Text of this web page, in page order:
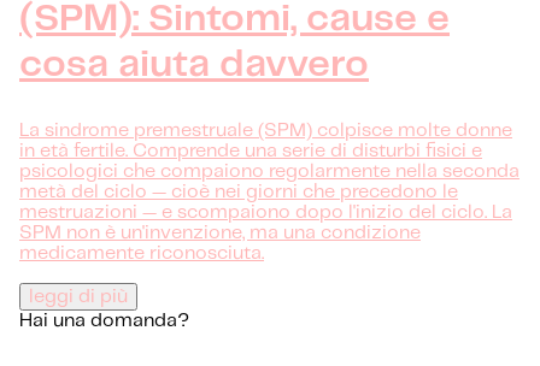
(SPM): Sintomi, cause e
cosa aiuta davvero
La sindrome premestruale (SPM) colpisce molte donne
in età fertile. Comprende una serie di disturbi fisici e
psicologici che compaiono regolarmente nella seconda
metà del ciclo — cioè nei giorni che precedono le
mestruazioni — e scompaiono dopo l'inizio del ciclo. La
SPM non è un'invenzione, ma una condizione
medicamente riconosciuta.
leggi di più
Hai una domanda?